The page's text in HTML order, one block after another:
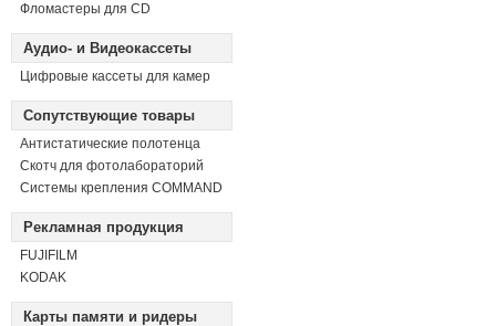
Фломастеры для CD
Аудио- и Видеокассеты
Цифровые кассеты для камер
Сопутствующие товары
Антистатические полотенца
Скотч для фотолабораторий
Системы крепления COMMAND
Рекламная продукция
FUJIFILM
KODAK
Карты памяти и ридеры